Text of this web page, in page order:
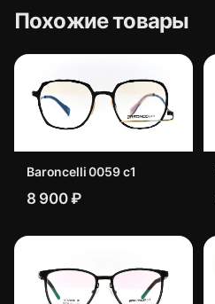
Похожие товары
Baroncelli 0059 c1
8 900 ₽